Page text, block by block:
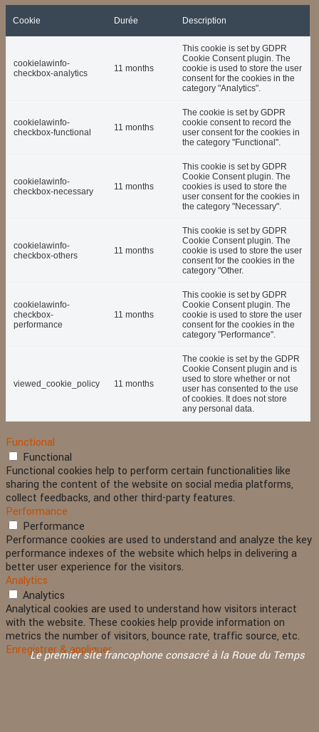
Le premier site francophone consacré à la Roue du Temps
Cookie Durée Description
cookielawinfo-
checkbox-analytics
11 months
This cookie is set by GDPR
Cookie Consent plugin. The
cookie is used to store the user
consent for the cookies in the
category "Analytics".
cookielawinfo-
checkbox-functional
11 months
The cookie is set by GDPR
cookie consent to record the
user consent for the cookies in
the category "Functional".
cookielawinfo-
checkbox-necessary
11 months
This cookie is set by GDPR
Cookie Consent plugin. The
cookies is used to store the
user consent for the cookies in
the category "Necessary".
cookielawinfo-
checkbox-others
11 months
This cookie is set by GDPR
Cookie Consent plugin. The
cookie is used to store the user
consent for the cookies in the
category "Other.
cookielawinfo-
checkbox-
performance
11 months
This cookie is set by GDPR
Cookie Consent plugin. The
cookie is used to store the user
consent for the cookies in the
category "Performance".
viewed_cookie_policy 11 months
The cookie is set by the GDPR
Cookie Consent plugin and is
used to store whether or not
user has consented to the use
of cookies. It does not store
any personal data.
Functional
Functional
Functional cookies help to perform certain functionalities like
sharing the content of the website on social media platforms,
collect feedbacks, and other third-party features.
Performance
Performance
Performance cookies are used to understand and analyze the key
performance indexes of the website which helps in delivering a
better user experience for the visitors.
Analytics
Analytics
Analytical cookies are used to understand how visitors interact
with the website. These cookies help provide information on
metrics the number of visitors, bounce rate, traffic source, etc.
Enregistrer & appliquer